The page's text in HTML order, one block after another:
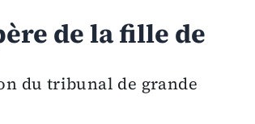
de la fille de
du tribunal de grande